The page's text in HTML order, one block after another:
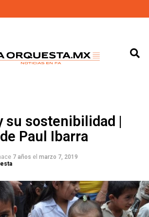
su sostenibilidad |
Paul Ibarra
7 años el marzo 7, 2019